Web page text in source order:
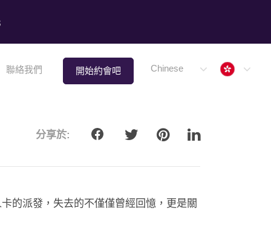
聯絡我們 開始約會吧 Chinese Hong
分享於:
的派發，失去的不僅僅曾經回憶，更是關